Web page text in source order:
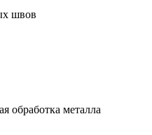
швов
обработка металла